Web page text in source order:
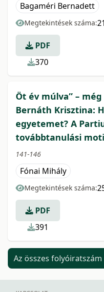
Bagaméri Bernadett
Megtekintések száma:
PDF
370
Öt év múlva” –
Bernáth Krisztina:
egyetemet? A
továbbtanulási
141-146
Fónai Mihály
Megtekintések száma:
PDF
391
Az összes